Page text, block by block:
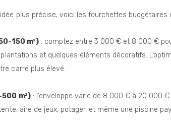
plus précise, voici les fourchettes
150 m²): comptez entre 3 000 € et 8 000 €
et quelques éléments décoratifs.
carré plus élevé.
m²): l’enveloppe varie de 8 000 € à 20 000
aire de jeux, potager, et même une piscine